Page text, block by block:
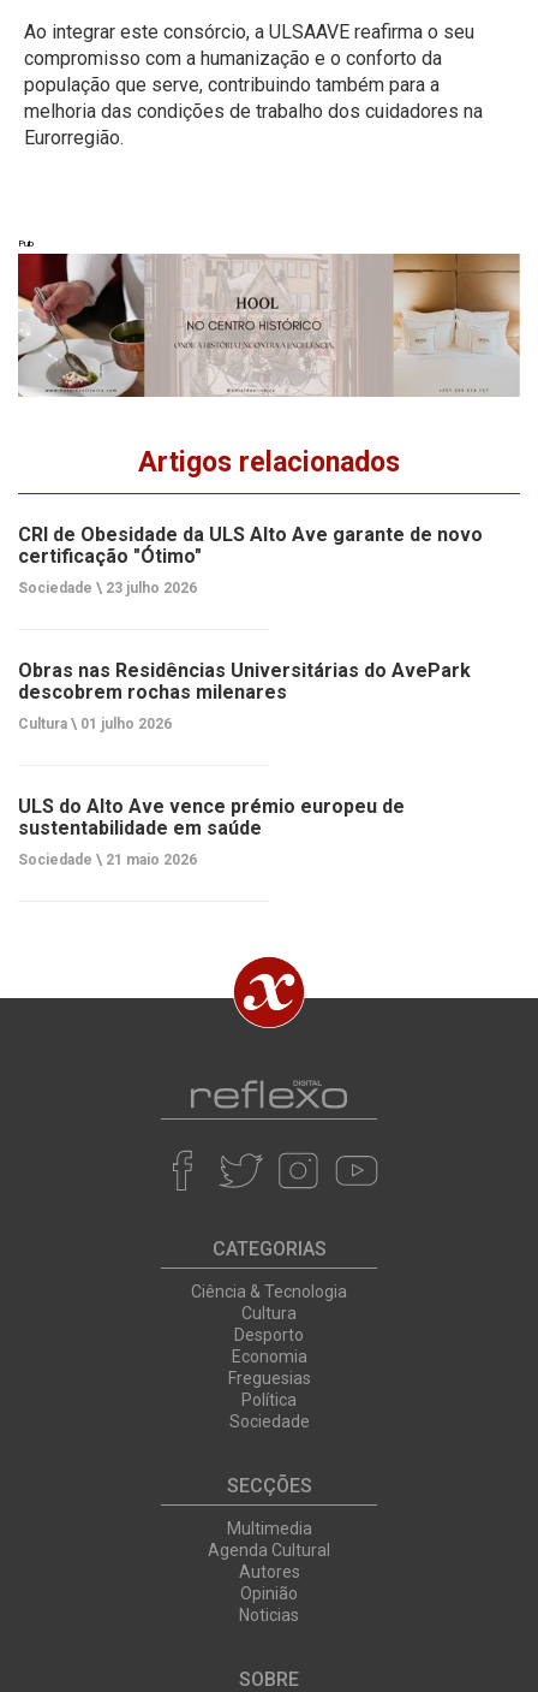
Ao integrar este consórcio, a ULSAAVE reafirma o seu
compromisso com a humanização e o conforto da
população que serve, contribuindo também para a
melhoria das condições de trabalho dos cuidadores na
Eurorregião.
Pub
Artigos relacionados
CRI de Obesidade da ULS Alto Ave garante de novo
certificação "Ótimo"
Sociedade \ 23 julho 2026
Obras nas Residências Universitárias do AvePark
descobrem rochas milenares
Cultura \ 01 julho 2026
ULS do Alto Ave vence prémio europeu de
sustentabilidade em saúde
Sociedade \ 21 maio 2026
CATEGORIAS
Ciência & Tecnologia
Cultura
Desporto
Economia
Freguesias
Política
Sociedade
SECÇÕES
Multimedia
Agenda Cultural
Autores
Opinião
Noticias
SOBRE